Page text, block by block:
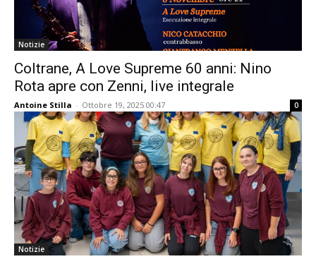
Notizie
Coltrane, A Love Supreme 60 anni: Nino
Rota apre con Zenni, live integrale
Antoine Stilla - Ottobre 19, 2025 00:47 0
Notizie